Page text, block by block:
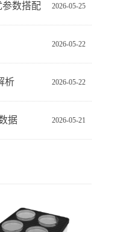
2026-05-25
参数搭配
2026-05-22
2026-05-22
析
2026-05-21
据